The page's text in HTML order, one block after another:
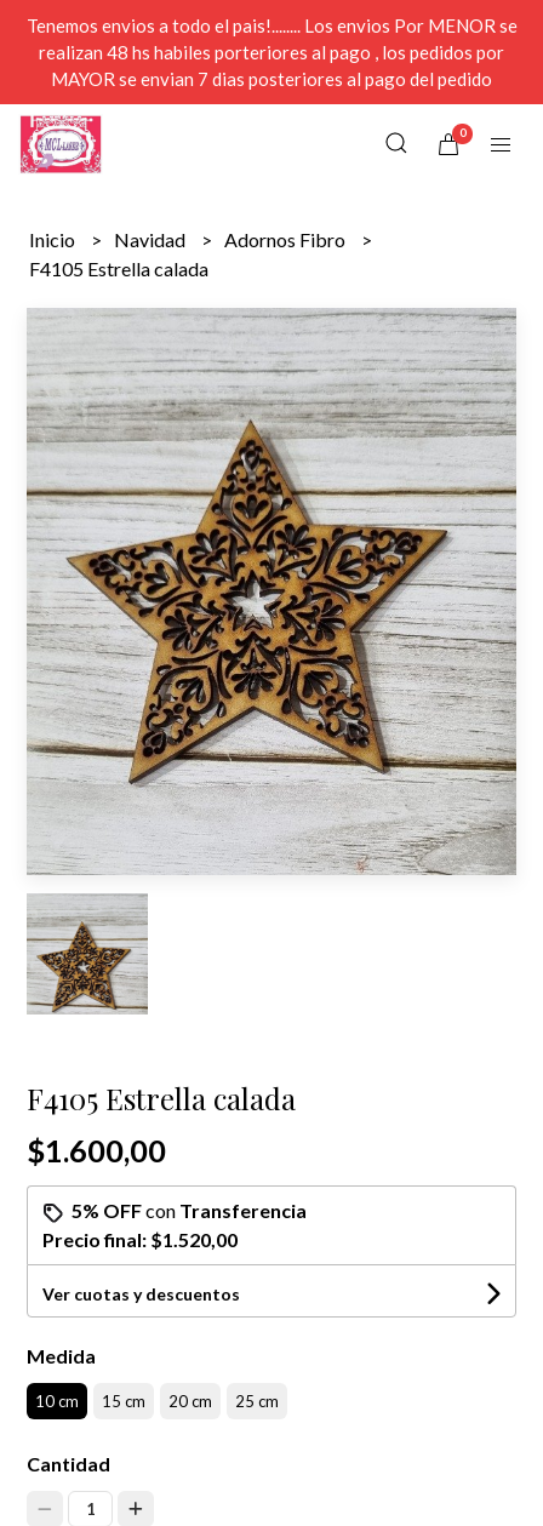
Tenemos envios a todo el pais!........ Los envios Por MENOR se
realizan 48 hs habiles porteriores al pago , los pedidos por
MAYOR se envian 7 dias posteriores al pago del pedido
0
Inicio Navidad
Adornos Fibro
F4105 Estrella calada
F4105 Estrella calada
$1.600,00
5% OFFcon Transferencia
Precio final: $1.520,00
Ver cuotas y descuentos
Medida
10 cm 15 cm 20 cm 25 cm
Cantidad
1